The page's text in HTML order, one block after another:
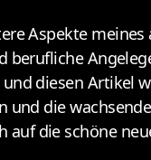
Aspekte
diesen
und die
auf die schöne